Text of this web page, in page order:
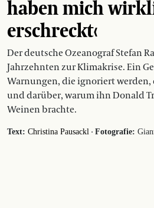
haben mich
erschreckt‹
Der deutsche Ozeanograf Stefan
Jahrzehnten zur Klimakrise. Ein
Warnungen, die ignoriert
und darüber, warum ihn Donald
Weinen brachte.
Text: Christina Pausackl · Fotografie: